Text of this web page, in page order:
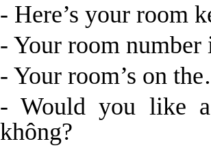
- Here’s your room
- Your room number
- Your room’s on
- Would you like a
không?